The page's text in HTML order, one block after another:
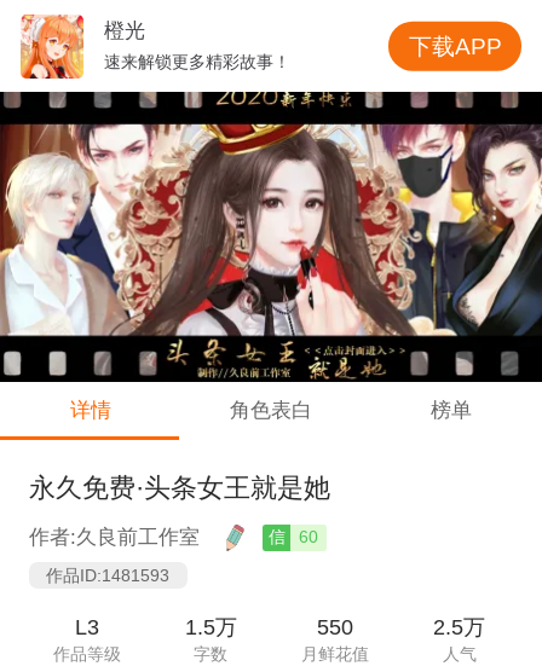
详情 角色表白 榜单
永久免费·头条女王就是她
作者:久良前工作室 信
60
作品ID:1481593
L3
作品等级
1.5万
字数
550
月鲜花值
2.5万
人气
橙光
速来解锁更多精彩故事！
下载APP